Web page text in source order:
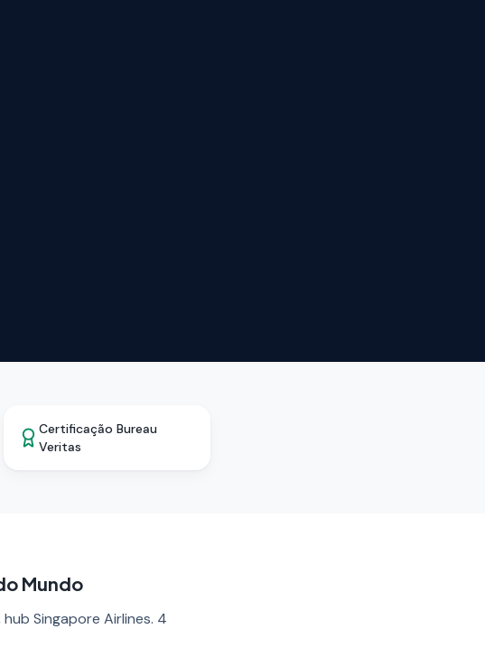
Certificação Bureau
Veritas
Mundo
Singapore Airlines. 4